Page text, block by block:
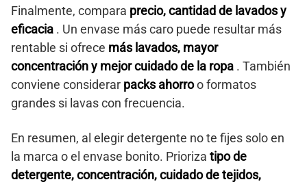
Finalmente, compara precio, cantidad de lavados y
eficacia . Un envase más caro puede resultar más
rentable si ofrece más lavados, mayor
concentración y mejor cuidado de la ropa . También
conviene considerar packs ahorroo formatos
grandes si lavas con frecuencia.
En resumen, al elegir detergente no te fijes solo en
la marca o el envase bonito. Prioriza tipo de
detergente, concentración, cuidado de tejidos,